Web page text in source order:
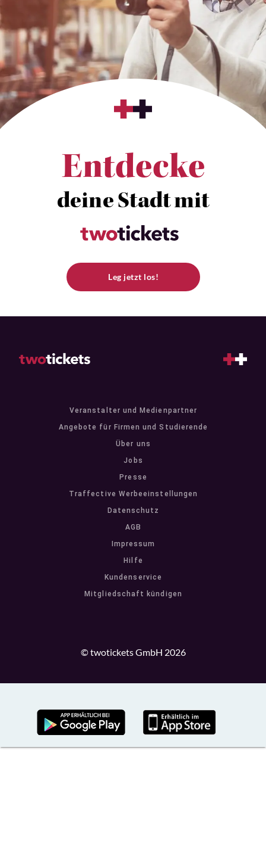
Entdecke
deine Stadt mit
Leg jetzt los!
Veranstalter und Medienpartner
Angebote für Firmen und Studierende
Über uns
Jobs
Presse
Traffective Werbeeinstellungen
Datenschutz
AGB
Impressum
Hilfe
Kundenservice
Mitgliedschaft kündigen
© twotickets GmbH 2026